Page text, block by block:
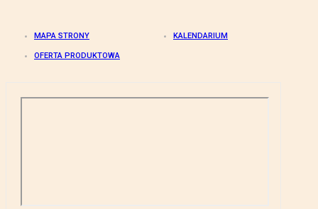
MAPA STRONY KALENDARIUM
OFERTA PRODUKTOWA